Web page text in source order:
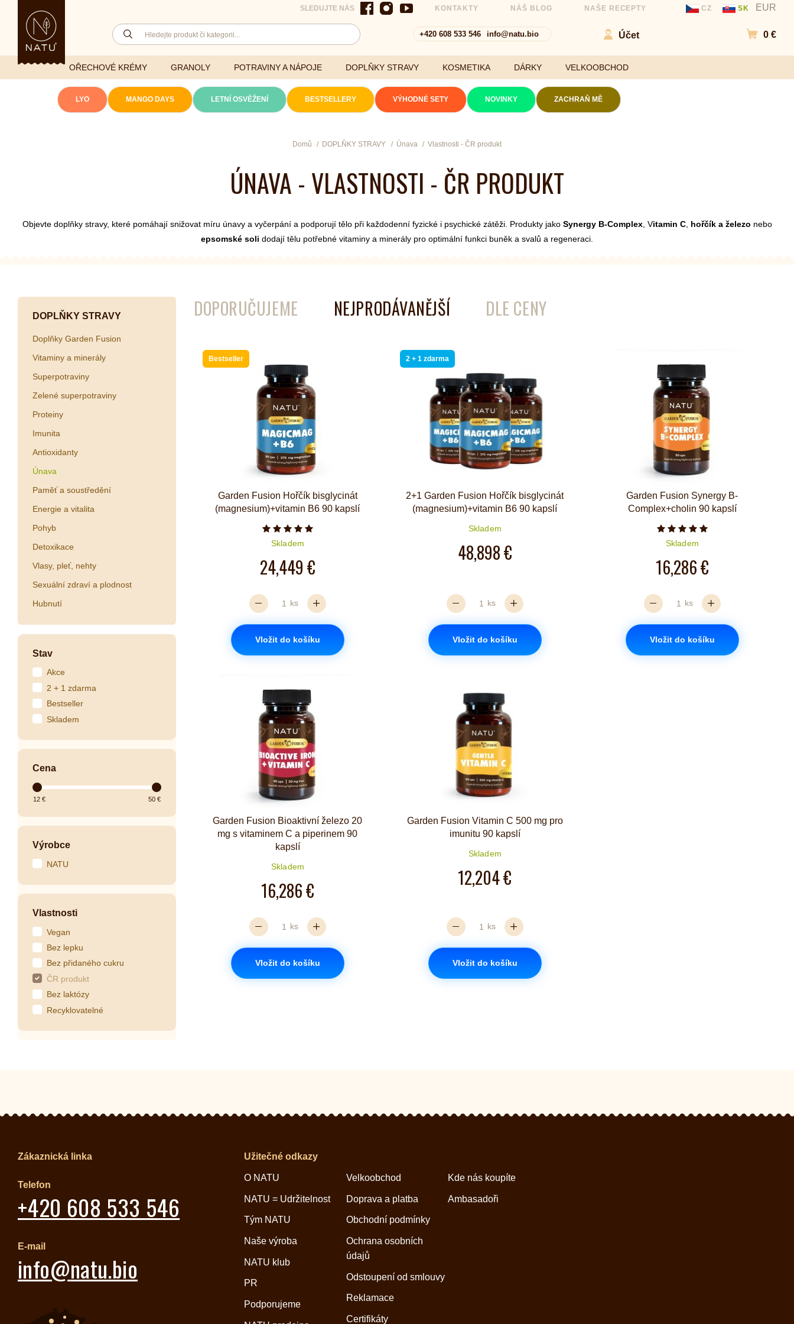
SLEDUJTE NÁS KONTAKTY NÁŠ BLOG NAŠE RECEPTY CZ SK EUR
+420 608 533 546 info@natu.bio Účet
Přejít
0 €
OŘECHOVÉ KRÉMY GRANOLY POTRAVINY A NÁPOJE
Džemy
Cereálie a vločky
ořechy
Ovocné kuličky a
Bezlepkové tyčinky
Kombuchy
Energetické nápoje
Ostatní nápoje
Porcované
Sypané
Láhve
Kokosové nádobí
DOPLŇKY STRAVY
Minerály
Přírodní extrakty
KOSMETIKA DÁRKY VELKOOBCHOD
LYO MANGO DAYS LETNÍ OSVĚŽENÍ BESTSELLERY VÝHODNÉ SETY NOVINKY ZACHRAŇ MĚ
Domů DOPLŇKY STRAVY Únava Vlastnosti - ČR produkt
ÚNAVA - VLASTNOSTI - ČR PRODUKT
Objevte doplňky stravy, které pomáhají snižovat míru únavy a vyčerpání a podporují tělo při každodenní fyzické i psychické zátěži. Produkty jako Synergy B-Complex, Vitamin C, hořčík a železo nebo
epsomské soli dodají tělu potřebné vitaminy a minerály pro optimální funkci buněk a svalů a regeneraci.
DOPLŇKY STRAVY
Doplňky Garden Fusion
Vitaminy a minerály
Superpotraviny
Zelené superpotraviny
Proteiny
Imunita
Antioxidanty
Únava
Paměť a soustředění
Energie a vitalita
Pohyb
Detoxikace
Vlasy, pleť, nehty
Sexuální zdraví a plodnost
Hubnutí
Stav
Akce
2 + 1 zdarma
Bestseller
Skladem
Cena
12 € 50€
Výrobce
NATU
Vlastnosti
Vegan
Bez lepku
Bez přidaného cukru
ČR produkt
Bez laktózy
Recyklovatelné
DOPORUČUJEME NEJPRODÁVANĚJŠÍ DLE CENY
Bestseller
Garden Fusion Hořčík bisglycinát
(magnesium)+vitamin B6 90 kapslí
Počet hvězdiček je 5 z 5
Skladem
24,449 €
ks
Vložit do košíku
2 + 1 zdarma
2+1 Garden Fusion Hořčík bisglycinát
(magnesium)+vitamin B6 90 kapslí
Skladem
48,898 €
ks
Vložit do košíku
Garden Fusion Synergy B-
Complex+cholin 90 kapslí
Počet hvězdiček je 5 z 5
Skladem
16,286 €
ks
Vložit do košíku
Garden Fusion Bioaktivní železo 20
mg s vitaminem C a piperinem 90
kapslí
Skladem
16,286 €
ks
Vložit do košíku
Garden Fusion Vitamin C 500 mg pro
imunitu 90 kapslí
Skladem
12,204 €
ks
Vložit do košíku
Zákaznická linka
Telefon
+420 608 533 546
E-mail
info@natu.bio
Užitečné odkazy
O NATU
NATU = Udržitelnost
Tým NATU
Naše výroba
NATU klub
PR
Podporujeme
Velkoobchod
Doprava a platba
Obchodní podmínky
Ochrana osobních
údajů
Odstoupení od smlouvy
Reklamace
Certifikáty
Kde nás koupíte
Ambasadoři